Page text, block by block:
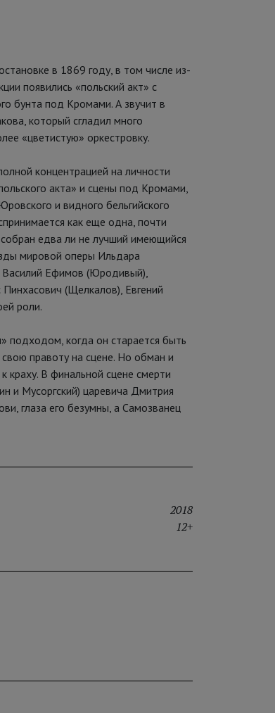
в 1869 году, в том числе из-
появились «польский акт» с
бунта под Кромами. А звучит в
который сгладил много
«цветистую» оркестровку.
концентрацией на личности
акта» и сцены под Кромами,
и видного бельгийского
как еще одна, почти
едва ли не лучший имеющийся
мировой оперы Ильдара
Василий Ефимов (Юродивый),
(Щелкалов), Евгений
роли.
подходом, когда он старается быть
правоту на сцене. Но обман и
краху. В финальной сцене смерти
и Мусоргский) царевича Дмитрия
глаза его безумны, а Самозванец
2018
12+